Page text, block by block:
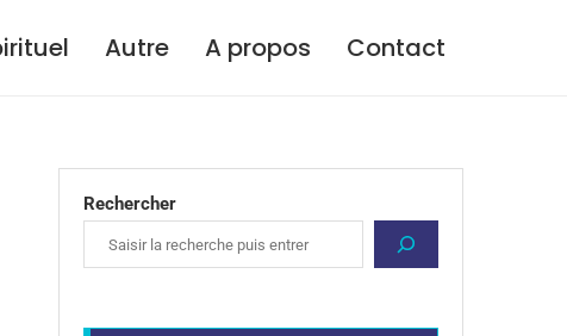
Autre A propos Contact
Rechercher